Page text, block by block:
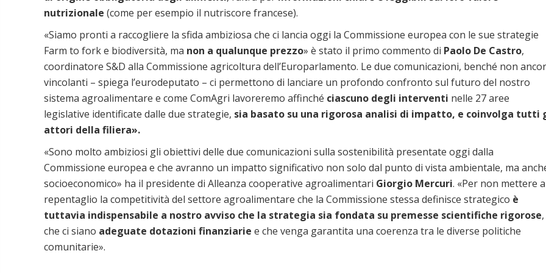
nutrizionale (come per esempio il nutriscore francese).
«Siamo pronti a raccogliere la sfida ambiziosa che ci lancia oggi la Commissione europea con le sue strategie
Farm to fork e biodiversità, ma non a qualunque prezzo» è stato il primo commento di Paolo De Castro,
coordinatore S&D alla Commissione agricoltura dell’Europarlamento. Le due comunicazioni, benché non
vincolanti – spiega l’eurodeputato – ci permettono di lanciare un profondo confronto sul futuro del nostro
sistema agroalimentare e come ComAgri lavoreremo affinché ciascuno degli interventi nelle 27 aree
legislative identificate dalle due strategie, sia basato su una rigorosa analisi di impatto, e coinvolga tutti
attori della filiera».
«Sono molto ambiziosi gli obiettivi delle due comunicazioni sulla sostenibilità presentate oggi dalla
Commissione europea e che avranno un impatto significativo non solo dal punto di vista ambientale, ma
socioeconomico» ha il presidente di Alleanza cooperative agroalimentari Giorgio Mercuri. «Per non mettere a
repentaglio la competitività del settore agroalimentare che la Commissione stessa definisce strategico è
tuttavia indispensabile a nostro avviso che la strategia sia fondata su premesse scientifiche rigorose,
che ci siano adeguate dotazioni finanziarie e che venga garantita una coerenza tra le diverse politiche
comunitarie».